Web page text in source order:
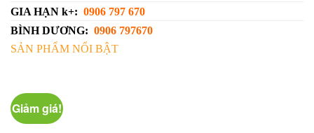
GIA HẠN k+: 0906 797 670
BÌNH DƯƠNG: 0906 797670
SẢN PHẨM NỔI BẬT
Giảm giá!